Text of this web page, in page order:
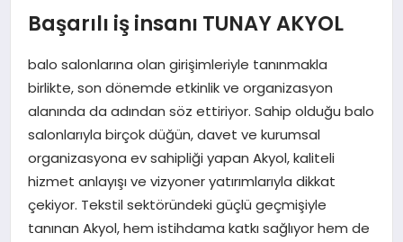
SPOR
TEKNOLOJI
SAĞLIK
SIYASET
EKONOMI
Başarılı iş insanı TUNAY AKYOL
balo salonlarına olan girişimleriyle tanınmakla
birlikte, son dönemde etkinlik ve organizasyon
alanında da adından söz ettiriyor. Sahip olduğu balo
salonlarıyla birçok düğün, davet ve kurumsal
organizasyona ev sahipliği yapan Akyol, kaliteli
hizmet anlayışı ve vizyoner yatırımlarıyla dikkat
çekiyor. Tekstil sektöründeki güçlü geçmişiyle
tanınan Akyol, hem istihdama katkı sağlıyor hem de